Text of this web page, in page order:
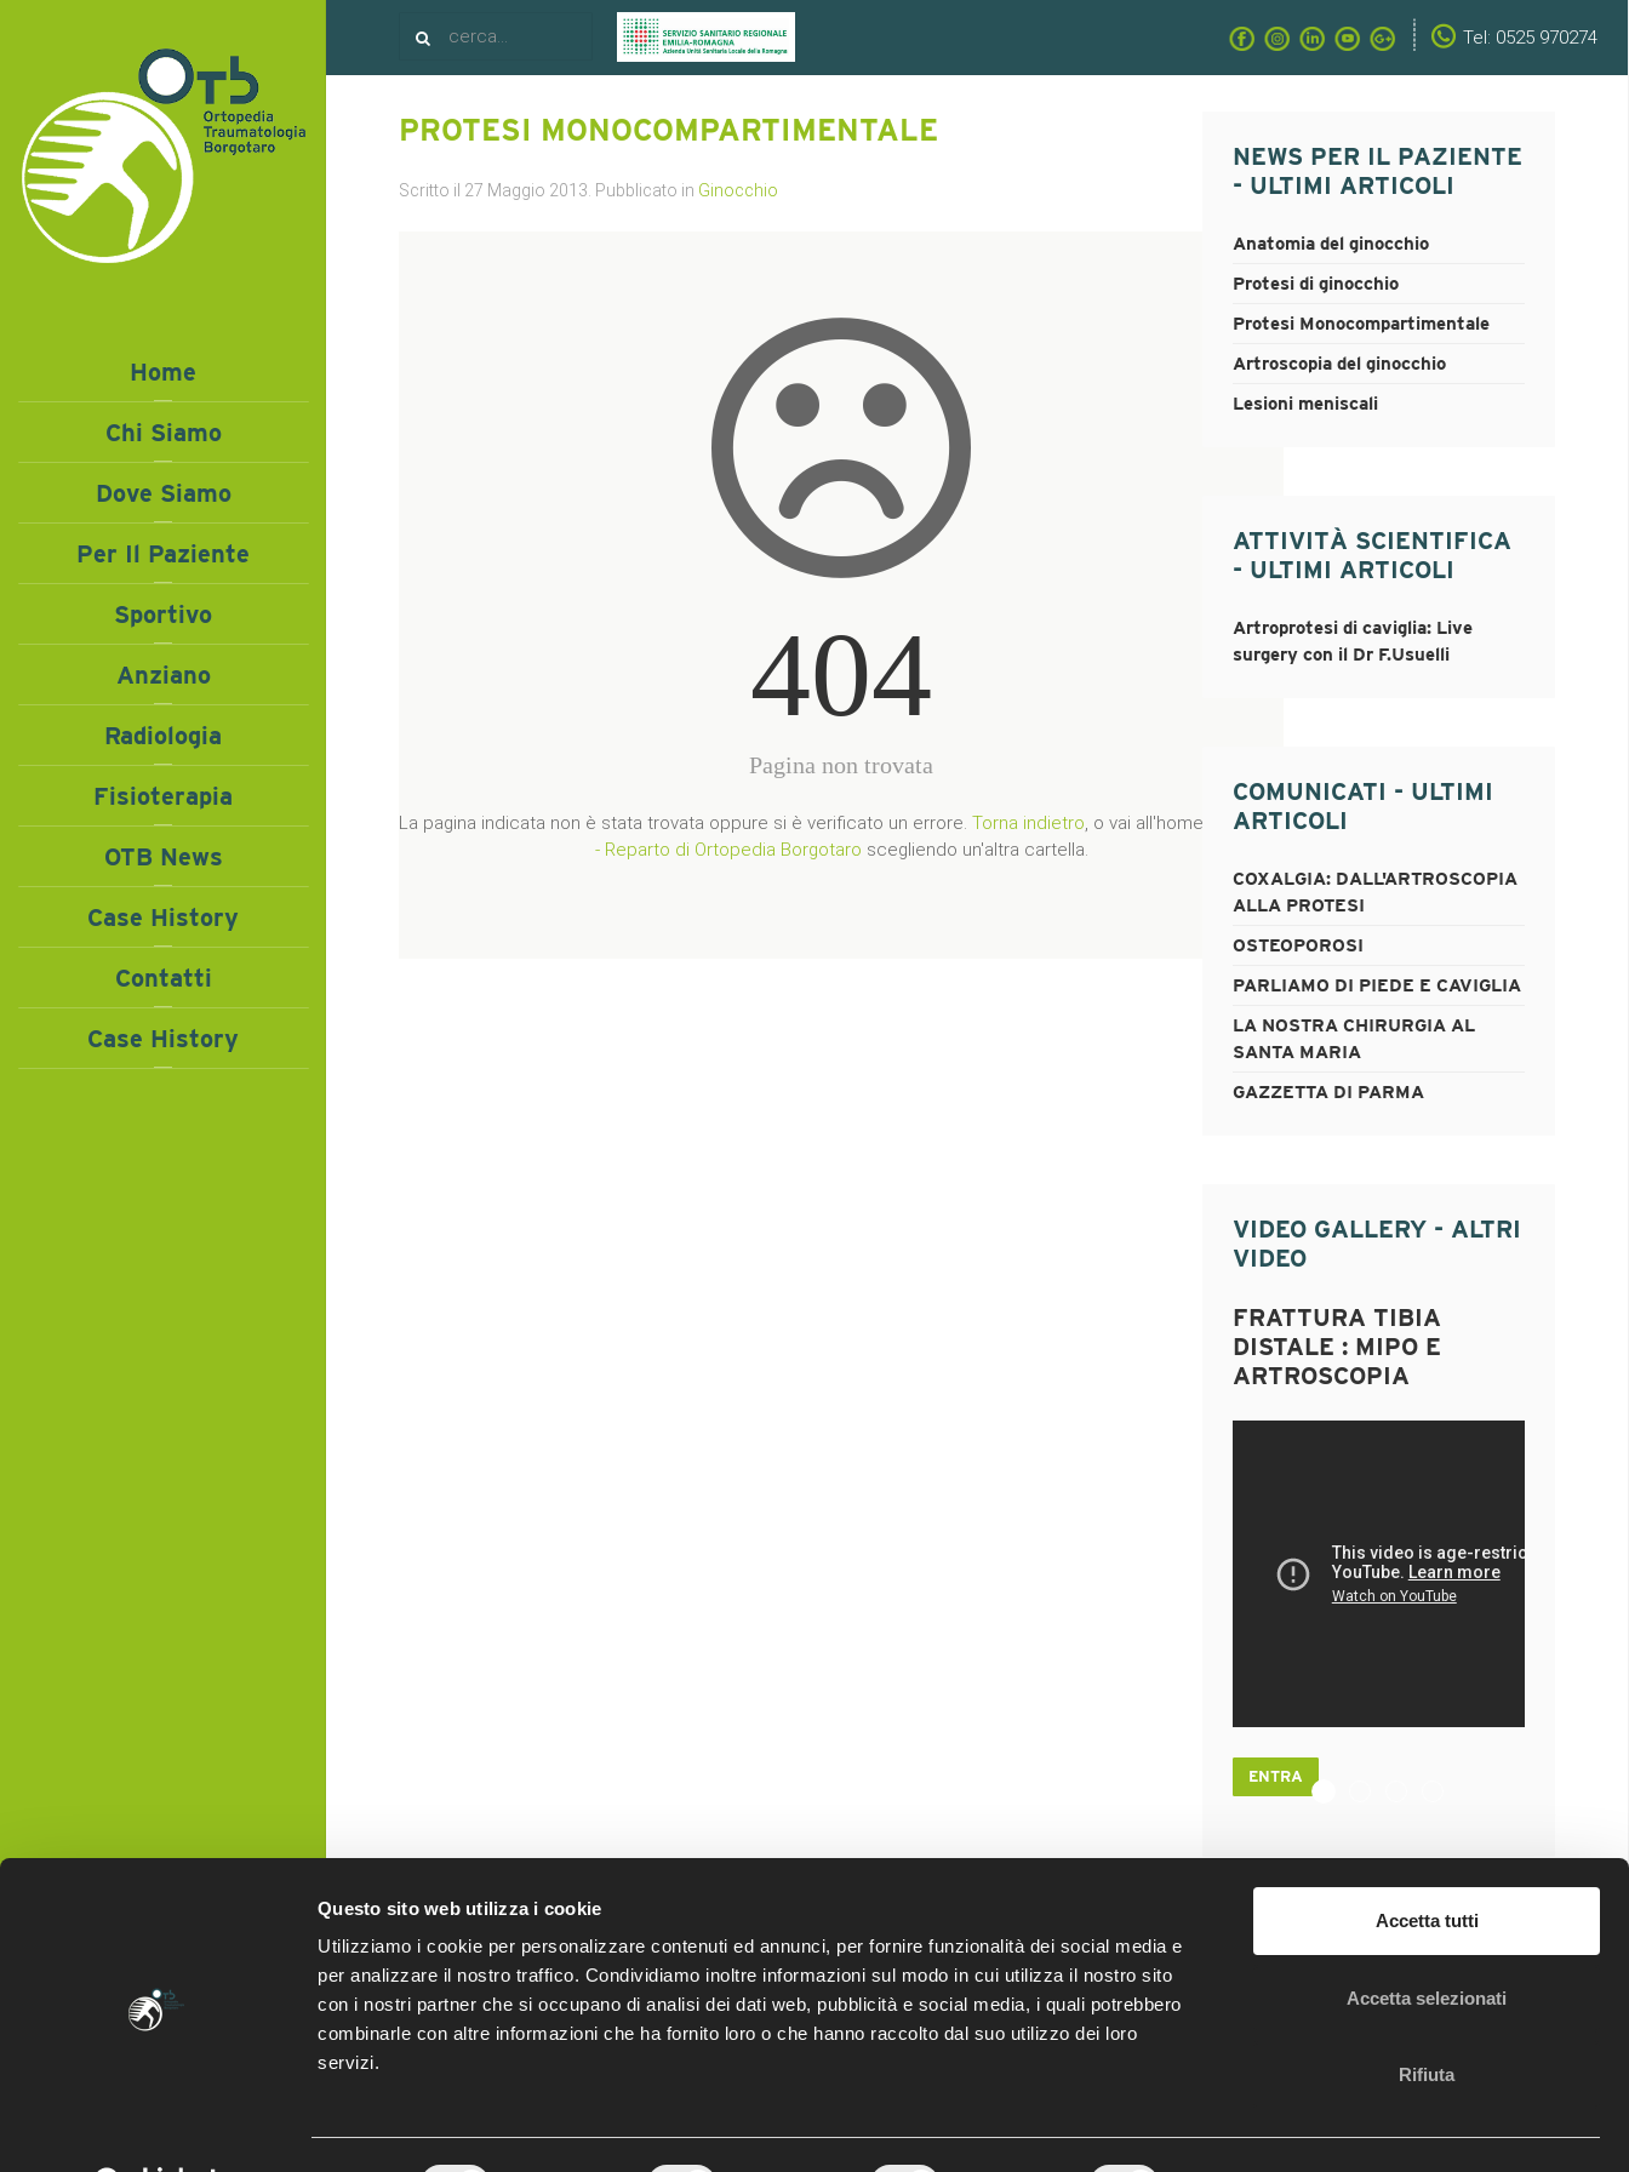
Questo sito web utilizza i cookie
Utilizziamo i cookie per personalizzare contenuti ed annunci, per fornire funzionalità dei social media e
per analizzare il nostro traffico. Condividiamo inoltre informazioni sul modo in cui utilizza il nostro sito
con i nostri partner che si occupano di analisi dei dati web, pubblicità e social media, i quali potrebbero
combinarle con altre informazioni che ha fornito loro o che hanno raccolto dal suo utilizzo dei loro
servizi.
Accetta tutti
Accetta selezionati
Rifiuta
Home
Chi Siamo
Dove Siamo
Per Il Paziente
Sportivo
Anziano
Radiologia
Fisioterapia
OTB News
Case History
Contatti
Case History
Tel: 0525 970274
PROTESI MONOCOMPARTIMENTALE
Scritto il 27 Maggio 2013 . Pubblicato in Ginocchio
NEWS PER IL PAZIENTE
- ULTIMI ARTICOLI
Anatomia del ginocchio
Protesi di ginocchio
Protesi Monocompartimentale
Artroscopia del ginocchio
Lesioni meniscali
ATTIVITÀ SCIENTIFICA
- ULTIMI ARTICOLI
Artroprotesi di caviglia: Live
surgery con il Dr F.Usuelli
COMUNICATI - ULTIMI
ARTICOLI
COXALGIA: DALL'ARTROSCOPIA
ALLA PROTESI
OSTEOPOROSI
PARLIAMO DI PIEDE E CAVIGLIA
LA NOSTRA CHIRURGIA AL
SANTA MARIA
GAZZETTA DI PARMA
VIDEO GALLERY - ALTRI
VIDEO
FRATTURA TIBIA
DISTALE : MIPO E
ARTROSCOPIA
ENTRA